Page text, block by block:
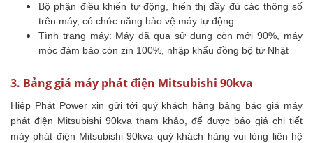
Bộ phận điều khiển tự động, hiển thị đầy đủ các thông số
trên máy, có chức năng bảo vệ máy tự động
Tình trạng máy: Máy đã qua sử dụng còn mới 90%, máy
móc đảm bảo còn zin 100%, nhập khẩu đồng bộ từ Nhật
3. Bảng giá máy phát điện Mitsubishi 90kva
Hiệp Phát Power xin gửi tới quý khách hàng bảng báo giá máy
phát điện Mitsubishi 90kva tham khảo, để được báo giá chi tiết
máy phát điện Mitsubishi 90kva quý khách hàng vui lòng liên hệ